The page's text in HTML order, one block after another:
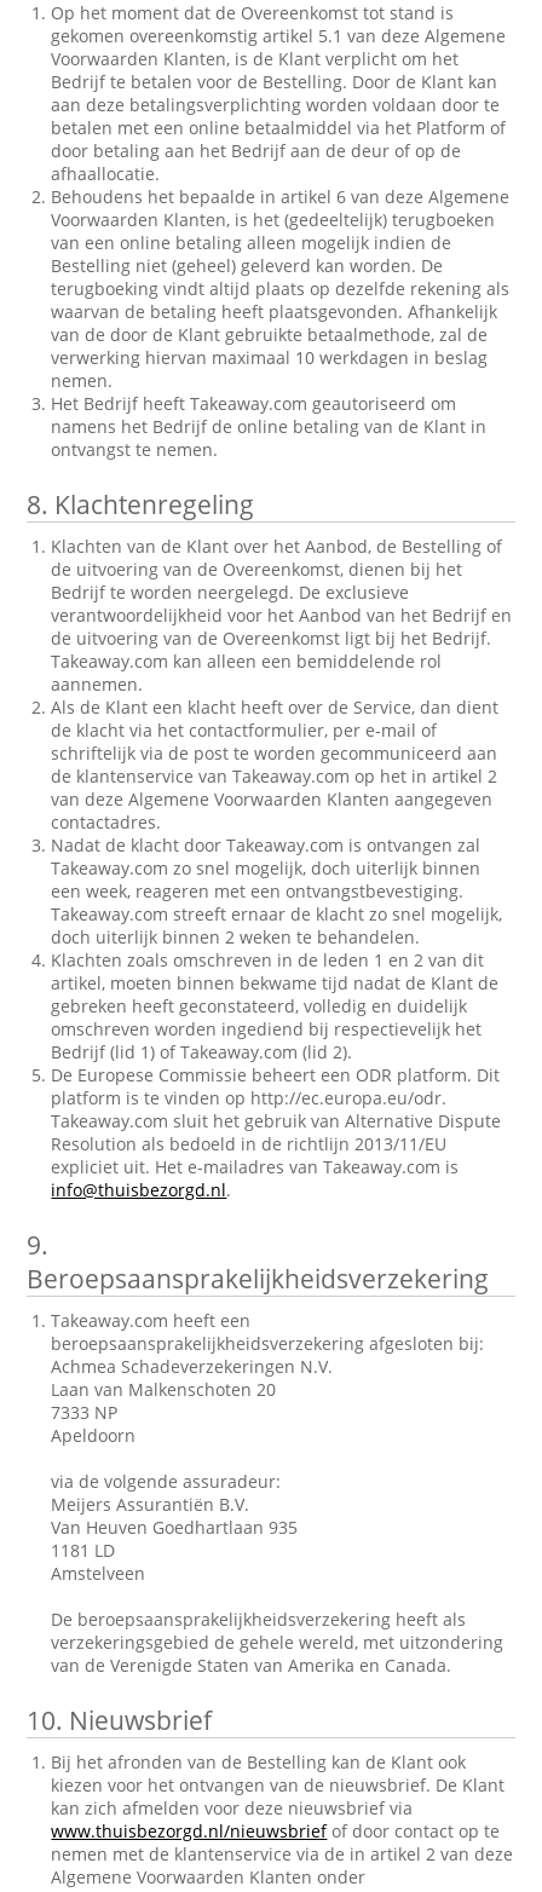
Op het moment dat de Overeenkomst tot stand is
gekomen overeenkomstig artikel 5.1 van deze Algemene
Voorwaarden Klanten, is de Klant verplicht om het
Bedrijf te betalen voor de Bestelling. Door de Klant kan
aan deze betalingsverplichting worden voldaan door te
betalen met een online betaalmiddel via het Platform of
door betaling aan het Bedrijf aan de deur of op de
afhaallocatie.
Behoudens het bepaalde in artikel 6 van deze Algemene
Voorwaarden Klanten, is het (gedeeltelijk) terugboeken
van een online betaling alleen mogelijk indien de
Bestelling niet (geheel) geleverd kan worden. De
terugboeking vindt altijd plaats op dezelfde rekening als
waarvan de betaling heeft plaatsgevonden. Afhankelijk
van de door de Klant gebruikte betaalmethode, zal de
verwerking hiervan maximaal 10 werkdagen in beslag
nemen.
Het Bedrijf heeft Takeaway.com geautoriseerd om
namens het Bedrijf de online betaling van de Klant in
ontvangst te nemen.
8. Klachtenregeling
Klachten van de Klant over het Aanbod, de Bestelling of
de uitvoering van de Overeenkomst, dienen bij het
Bedrijf te worden neergelegd. De exclusieve
verantwoordelijkheid voor het Aanbod van het Bedrijf en
de uitvoering van de Overeenkomst ligt bij het Bedrijf.
Takeaway.com kan alleen een bemiddelende rol
aannemen.
Als de Klant een klacht heeft over de Service, dan dient
de klacht via het contactformulier, per e-mail of
schriftelijk via de post te worden gecommuniceerd aan
de klantenservice van Takeaway.com op het in artikel 2
van deze Algemene Voorwaarden Klanten aangegeven
contactadres.
Nadat de klacht door Takeaway.com is ontvangen zal
Takeaway.com zo snel mogelijk, doch uiterlijk binnen
een week, reageren met een ontvangstbevestiging.
Takeaway.com streeft ernaar de klacht zo snel mogelijk,
doch uiterlijk binnen 2 weken te behandelen.
Klachten zoals omschreven in de leden 1 en 2 van dit
artikel, moeten binnen bekwame tijd nadat de Klant de
gebreken heeft geconstateerd, volledig en duidelijk
omschreven worden ingediend bij respectievelijk het
Bedrijf (lid 1) of Takeaway.com (lid 2).
De Europese Commissie beheert een ODR platform. Dit
platform is te vinden op http://ec.europa.eu/odr.
Takeaway.com sluit het gebruik van Alternative Dispute
Resolution als bedoeld in de richtlijn 2013/11/EU
expliciet uit. Het e-mailadres van Takeaway.com is
info@thuisbezorgd.nl.
9.
Beroepsaansprakelijkheidsverzekering
Takeaway.com heeft een
beroepsaansprakelijkheidsverzekering afgesloten bij:
Achmea Schadeverzekeringen N.V.
Laan van Malkenschoten 20
7333 NP
Apeldoorn
via de volgende assuradeur:
Meijers Assurantiën B.V.
Van Heuven Goedhartlaan 935
1181 LD
Amstelveen
De beroepsaansprakelijkheidsverzekering heeft als
verzekeringsgebied de gehele wereld, met uitzondering
van de Verenigde Staten van Amerika en Canada.
10. Nieuwsbrief
Bij het afronden van de Bestelling kan de Klant ook
kiezen voor het ontvangen van de nieuwsbrief. De Klant
kan zich afmelden voor deze nieuwsbrief via
www.thuisbezorgd.nl/nieuwsbriefof door contact op te
nemen met de klantenservice via de in artikel 2 van deze
Algemene Voorwaarden Klanten onder